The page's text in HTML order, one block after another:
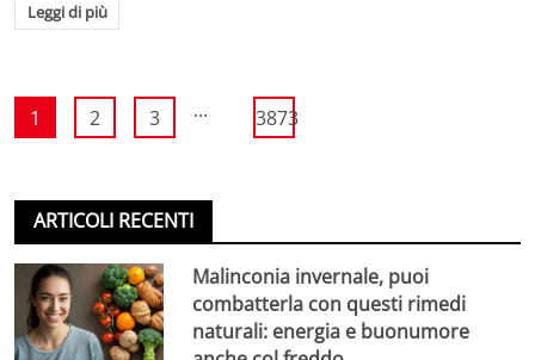
Leggi di più
1 2 3 ... 3873
ARTICOLI RECENTI
Malinconia invernale, puoi
combatterla con questi rimedi
naturali: energia e buonumore